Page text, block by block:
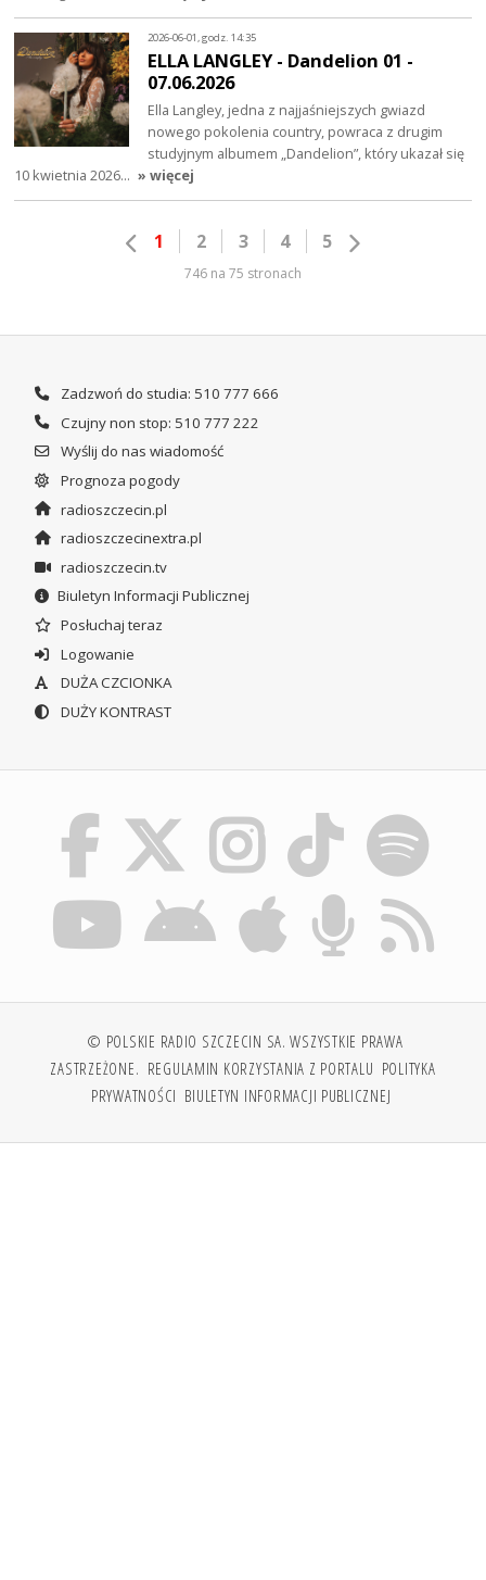
2026-06-01, godz. 14:35
ELLA LANGLEY - Dandelion 01 -
07.06.2026
Ella Langley, jedna z najjaśniejszych gwiazd
nowego pokolenia country, powraca z drugim
studyjnym albumem „Dandelion”, który ukazał się
10 kwietnia 2026… » więcej
1 2 3 4 5
746 na 75 stronach
Zadzwoń do studia: 510 777 666
Czujny non stop: 510 777 222
Wyślij do nas wiadomość
Prognoza pogody
radioszczecin.pl
radioszczecinextra.pl
radioszczecin.tv
Biuletyn Informacji Publicznej
Posłuchaj teraz
Logowanie
DUŻA CZCIONKA
DUŻY KONTRAST
© POLSKIE RADIO SZCZECIN SA. WSZYSTKIE PRAWA
ZASTRZEŻONE. REGULAMIN KORZYSTANIA Z PORTALU POLITYKA
PRYWATNOŚCI BIULETYN INFORMACJI PUBLICZNEJ